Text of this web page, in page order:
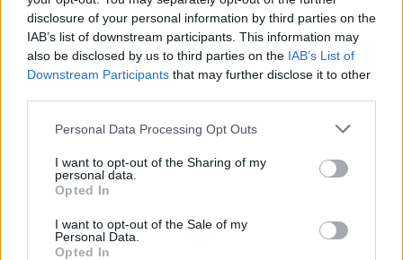
disclosure of your personal information by third parties on the
IAB’s list of downstream participants. This information may
also be disclosed by us to third parties on the IAB’s List of
Downstream Participants that may further disclose it to other
Personal Data Processing Opt Outs
I want to opt-out of the Sharing of my
personal data.
Opted In
I want to opt-out of the Sale of my
Personal Data.
Opted In
Eriqo
Főállásban Informatikus kocka, de lelkében elkötelezett gamer,
kütyü és immár e-autó rajongó!
KAPCSOLÓDÓ CIKKEK TÖBB A SZERZŐTŐL
Elektromos
szinte csak elektromos autót vesznek